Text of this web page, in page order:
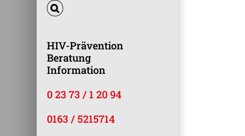
HIV-Prävention
Beratung
Information
0 23 73 / 1 20 94
0163 / 5215714